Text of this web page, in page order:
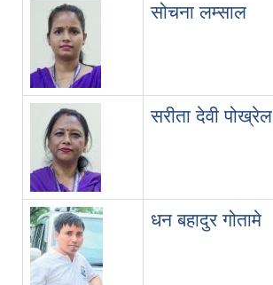
सोचना लम्साल
सरीता देवी पोख्रेल
धन बहादुर गोतामे